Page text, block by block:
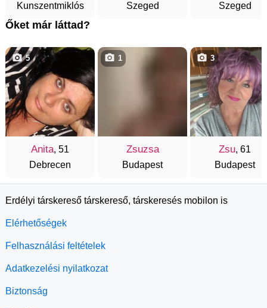
Kunszentmiklós
Szeged
Szeged
Őket már láttad?
Anita, 51
Debrecen
5
Zsuzsa
Budapest
1
Zsu, 61
Budapest
3
Erdélyi társkereső társkereső, társkeresés mobilon is
Elérhetőségek
Felhasználási feltételek
Adatkezelési nyilatkozat
Biztonság